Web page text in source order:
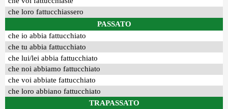
che loro fattucchiassero
PASSATO
che io abbia fattucchiato
che tu abbia fattucchiato
che lui/lei abbia fattucchiato
che noi abbiamo fattucchiato
che voi abbiate fattucchiato
che loro abbiano fattucchiato
TRAPASSATO